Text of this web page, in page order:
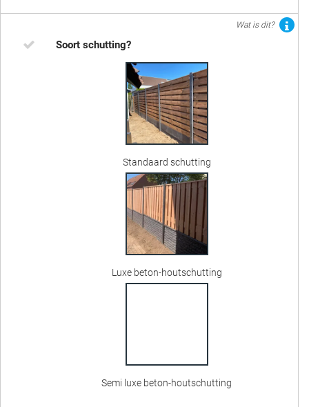
Wat is dit?
Soort schutting?
Standaard schutting
Luxe beton-houtschutting
Semi luxe beton-houtschutting